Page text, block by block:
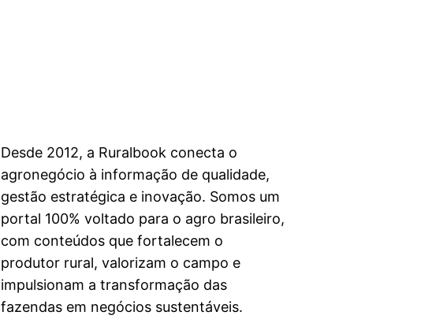
Desde 2012, a Ruralbook conecta o
agronegócio à informação de qualidade,
gestão estratégica e inovação. Somos um
portal 100% voltado para o agro brasileiro,
com conteúdos que fortalecem o
produtor rural, valorizam o campo e
impulsionam a transformação das
fazendas em negócios sustentáveis.